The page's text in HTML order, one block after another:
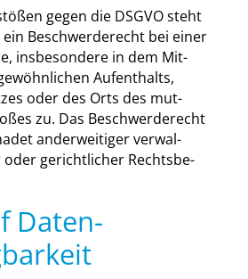
gegen die DSGVO steht
Beschwer­de­recht bei einer
ins­be­son­de­re in dem Mit­
Auf­ent­halts,
oder des Orts des mut­
zu. Das Beschwer­de­recht
ander­wei­ti­ger ver­wal­
gericht­li­cher Rechts­be­
Daten­